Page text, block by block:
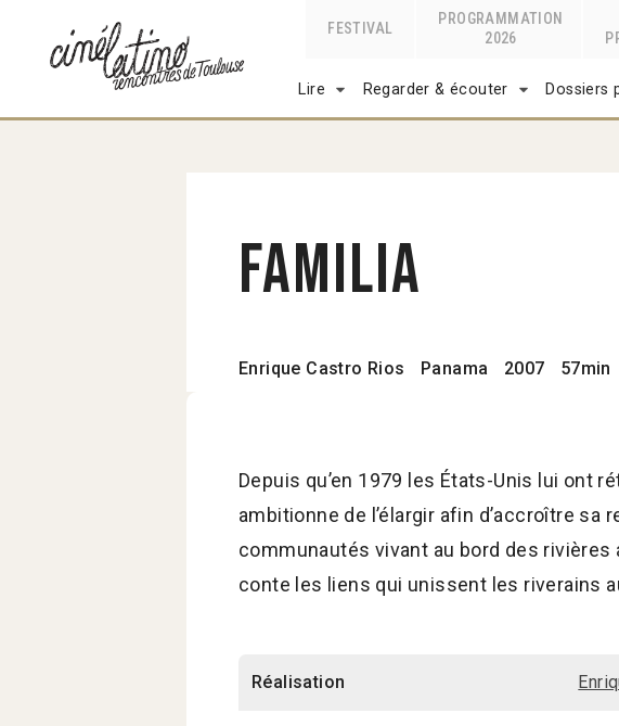
FESTIVAL
PROGRAMMATION
2026
Lire Regarder & écouter Dossiers
Familia
Enrique Castro Rios Panama 2007 57min
Depuis qu’en 1979 les États-Unis lui ont
ambitionne de l’élargir afin d’accroître
communautés vivant au bord des rivières
conte les liens qui unissent les riverains
Réalisation